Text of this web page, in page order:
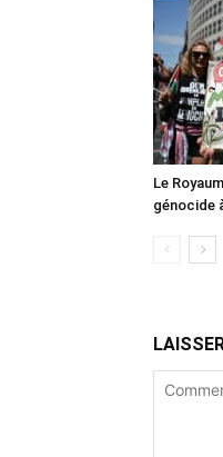
Le
génocide